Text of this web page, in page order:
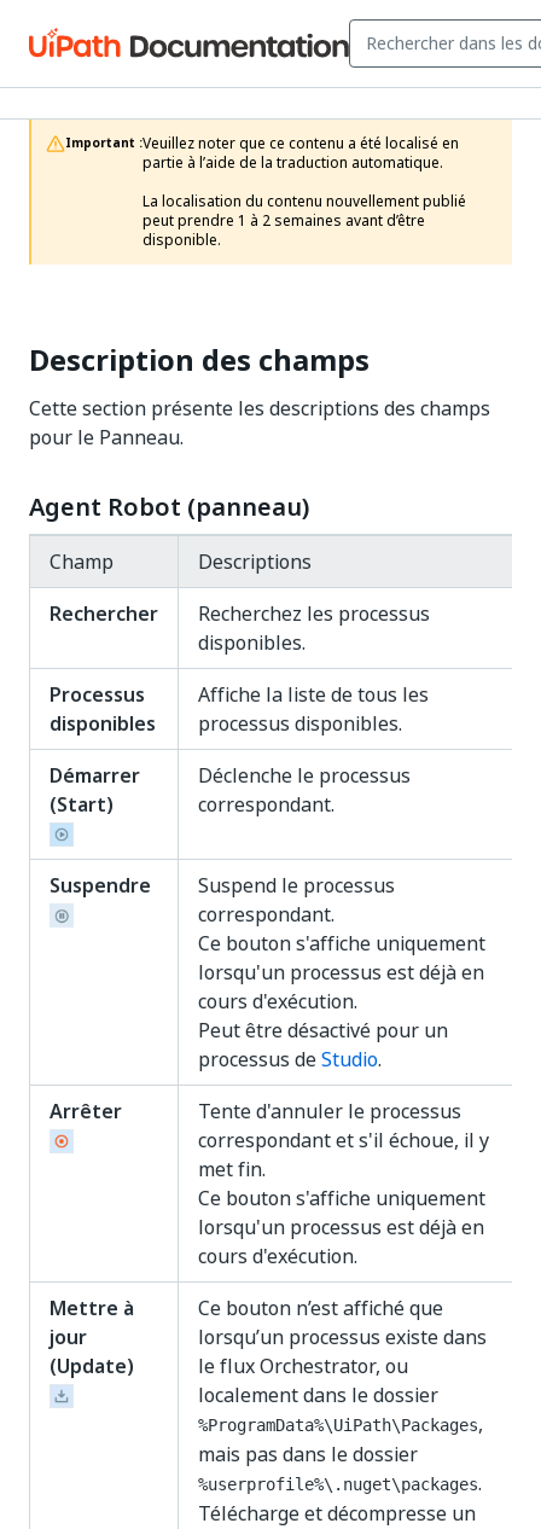
Important :Veuillez noter que ce contenu a été localisé en
partie à l’aide de la traduction automatique.
La localisation du contenu nouvellement publié
peut prendre 1 à 2 semaines avant d’être
disponible.
Description des champs
Cette section présente les descriptions des champs
pour le Panneau.
Agent Robot (panneau)
Champ
Descriptions
Rechercher
Recherchez les processus
disponibles.
Processus
disponibles
Affiche la liste de tous les
processus disponibles.
Démarrer
(Start)
Déclenche le processus
correspondant.
Suspendre
Suspend le processus
correspondant.
Ce bouton s'affiche uniquement
lorsqu'un processus est déjà en
cours d'exécution.
Peut être désactivé pour un
processus deStudio.
Arrêter
Tente d'annuler le processus
correspondant et s'il échoue, il y
met fin.
Ce bouton s'affiche uniquement
lorsqu'un processus est déjà en
cours d'exécution.
Mettre à
jour
(Update)
Ce bouton n’est affiché que
lorsqu’un processus existe dans
le flux Orchestrator, ou
localement dans le dossier
%ProgramData%\UiPath\Packages,
mais pas dans le dossier
%userprofile%\.nuget\packages.
Télécharge et décompresse un